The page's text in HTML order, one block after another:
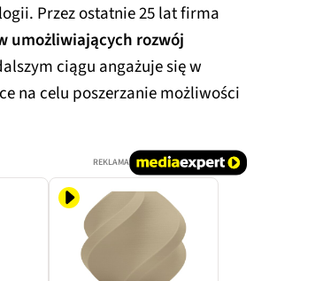
Przez ostatnie 25 lat firma
umożliwiających rozwój
ciągu angażuje się w
na celu poszerzanie możliwości
REKLAMA